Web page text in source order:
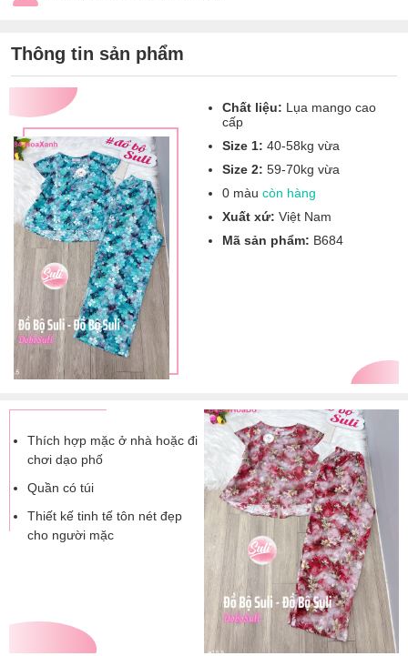
Thông tin sản phẩm
Chất liệu: Lụa mango cao
cấp
Size 1: 40-58kg vừa
Size 2: 59-70kg vừa
0 màu còn hàng
Xuất xứ: Việt Nam
Mã sản phẩm: B684
Thích hợp mặc ở nhà hoặc đi
chơi dạo phố
Quần có túi
Thiết kế tinh tế tôn nét đẹp
cho người mặc